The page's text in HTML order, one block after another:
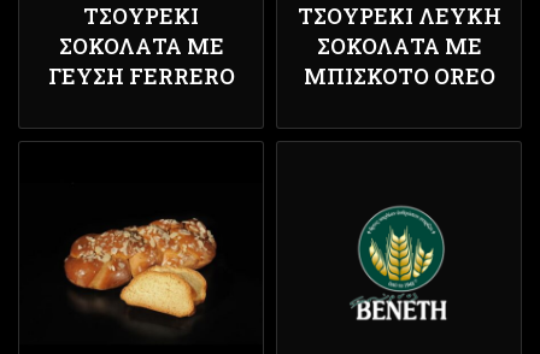
ΤΣΟΥΡΈΚΙ
ΣΟΚΟΛΆΤΑ ΜΕ
ΓΕΎΣΗ FERRERO
ΤΣΟΥΡΈΚΙ ΛΕΥΚΉ
ΣΟΚΟΛΆΤΑ ΜΕ
ΜΠΙΣΚΌΤΟ OREO